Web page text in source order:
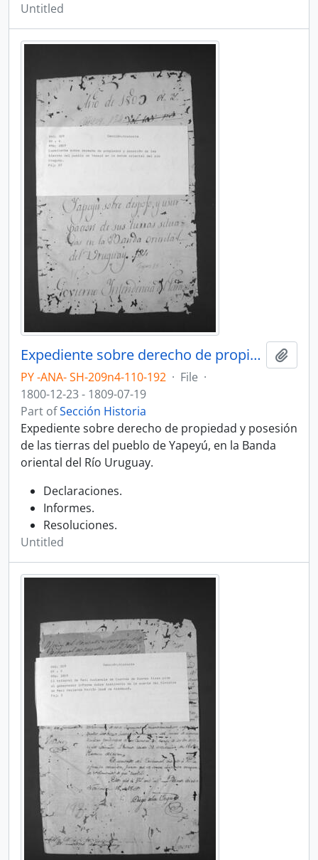
Untitled
Expediente sobre derecho de propiedad y posesión de las tierras del pueblo de Yapeyú, en la Banda oriental del Río Uruguay.
PY -ANA- SH-209n4-110-192 · File ·
1800-12-23 - 1809-07-19
Part ofSección Historia
Expediente sobre derecho de propiedad y posesión
de las tierras del pueblo de Yapeyú, en la Banda
oriental del Río Uruguay.
Declaraciones.
Informes.
Resoluciones.
Untitled